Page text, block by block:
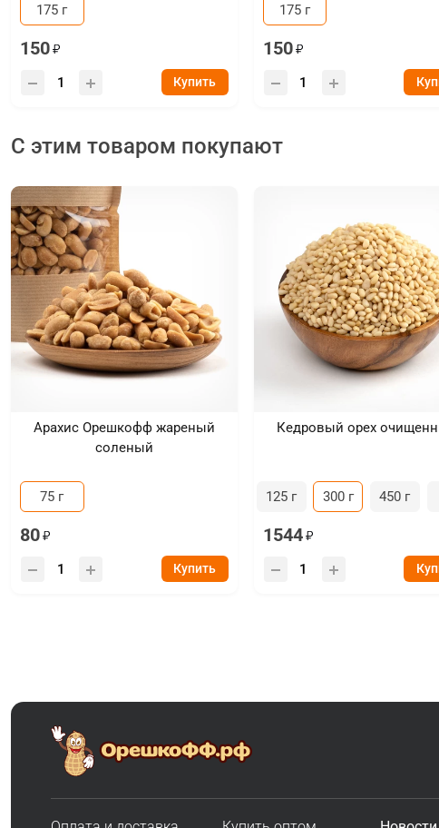
175 г
150
Купить
175 г
150
С этим товаром покупают
Арахис Орешкофф жареный
соленый
75 г
80
Купить
Кедровый орех
125 г 300 г 450 г
1544